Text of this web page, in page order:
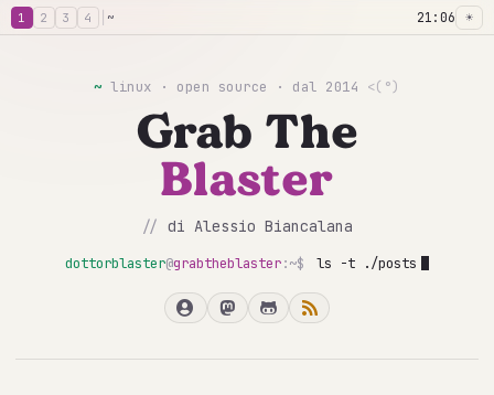
1 2 3 4 ~ 21:06 ☀
~ linux · open source · dal 2014 <(°)
Grab The
Blaster
// di Alessio Biancalana
dottorblaster@grabtheblaster:~$ ls -t ./posts